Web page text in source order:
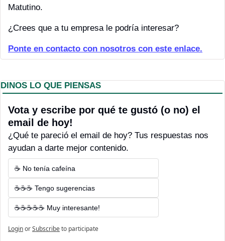
Matutino.
¿Crees que a tu empresa le podría interesar?
Ponte en contacto con nosotros con este enlace.
DINOS LO QUE PIENSAS
Vota y escribe por qué te gustó (o no) el
email de hoy!
¿Qué te pareció el email de hoy? Tus respuestas nos
ayudan a darte mejor contenido.
☕ No tenía cafeína
☕☕☕ Tengo sugerencias
☕☕☕☕☕ Muy interesante!
LoginorSubscribeto participate